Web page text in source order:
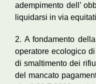
adempimento dell’
liquidarsi in via
2. A fondamento
operatore ecologico
di smaltimento dei
del mancato